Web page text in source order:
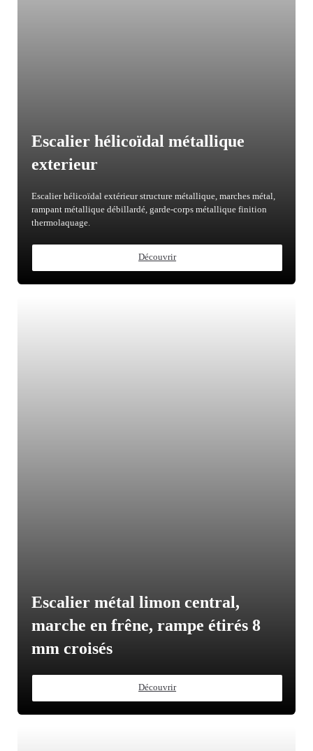
Escalier hélicoïdal métallique
exterieur
Escalier hélicoïdal extérieur structure métallique, marches métal,
rampant métallique débillardé, garde-corps métallique finition
thermolaquage.
Découvrir
Escalier métal limon central,
marche en frêne, rampe étirés 8
mm croisés
Découvrir